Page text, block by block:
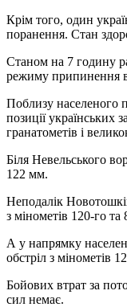
Крім того, один
поранення. Стан
Станом на 7 годину
режиму припинення
Поблизу населеного
позиції українських
гранатометів і
Біля Невельського
122 мм.
Неподалік
з мінометів 120-го та
А у напрямку
обстріл з мінометів
Бойових втрат за
сил немає.